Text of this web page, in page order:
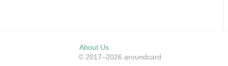
About Us
© 2017–2026 aroundcard